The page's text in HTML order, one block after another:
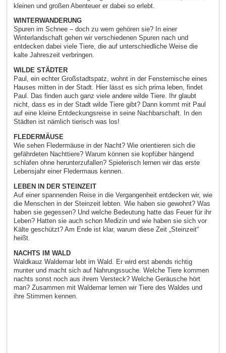
kleinen und großen Abenteuer er dabei so erlebt.
WINTERWANDERUNG
Spuren im Schnee – doch zu wem gehören sie? In einer
Winterlandschaft gehen wir verschiedenen Spuren nach und
entdecken dabei viele Tiere, die auf unterschiedliche Weise die
kalte Jahreszeit verbringen.
WILDE STÄDTER
Paul, ein echter Großstadtspatz, wohnt in der Fensternische eines
Hauses mitten in der Stadt. Hier lässt es sich prima leben, findet
Paul. Das finden auch ganz viele andere wilde Tiere. Ihr glaubt
nicht, dass es in der Stadt wilde Tiere gibt? Dann kommt mit Paul
auf eine kleine Entdeckungsreise in seine Nachbarschaft. In den
Städten ist nämlich tierisch was los!
FLEDERMÄUSE
Wie sehen Fledermäuse in der Nacht? Wie orientieren sich die
gefährdeten Nachttiere? Warum können sie kopfüber hängend
schlafen ohne herunterzufallen? Spielerisch lernen wir das erste
Lebensjahr einer Fledermaus kennen.
LEBEN IN DER STEINZEIT
Auf einer spannenden Reise in die Vergangenheit entdecken wir, wie
die Menschen in der Steinzeit lebten. Wie haben sie gewohnt? Was
haben sie gegessen? Und welche Bedeutung hatte das Feuer für ihr
Leben? Hatten sie auch schon Medizin und wie haben sie sich vor
Kälte geschützt? Am Ende ist klar, warum diese Zeit „Steinzeit“
heißt.
NACHTS IM WALD
Waldkauz Waldemar lebt im Wald. Er wird erst abends richtig
munter und macht sich auf Nahrungssuche. Welche Tiere kommen
nachts sonst noch aus ihrem Versteck? Welche Geräusche hört
man? Zusammen mit Waldemar lernen wir Tiere des Waldes und
ihre Stimmen kennen.